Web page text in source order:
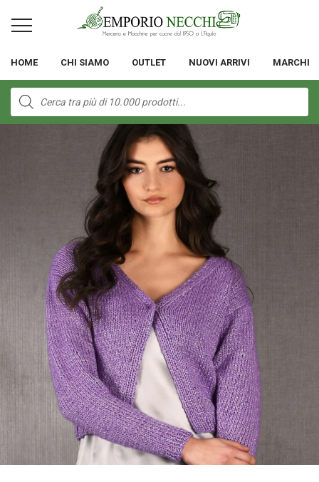
HOME CHI SIAMO OUTLET NUOVI ARRIVI MARCHI
Products
search